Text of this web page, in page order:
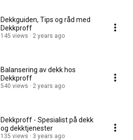
Dekkguiden, Tips og råd med
Dekkproff
145 views 2 years ago
Balansering av dekk hos
Dekkproff
540 views 2 years ago
Dekkproff - Spesialist på dekk
og dekktjenester
135 views 3 years ago